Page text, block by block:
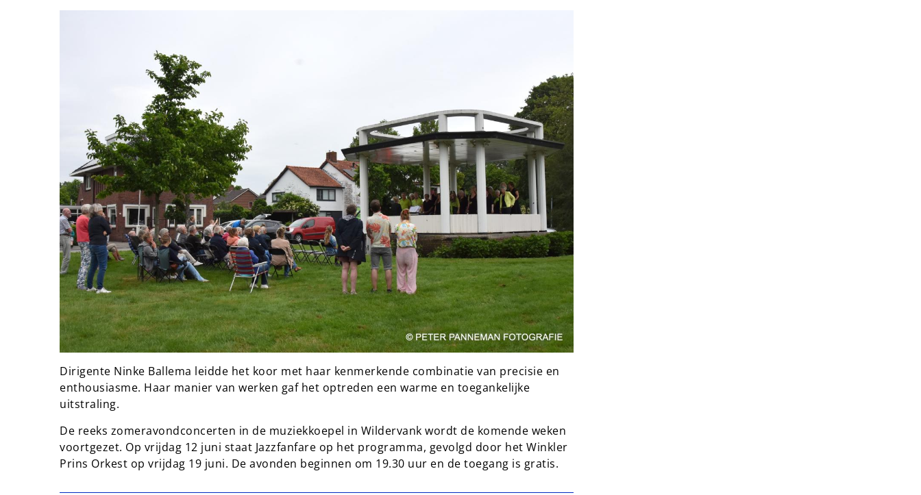
Dirigente Ninke Ballema leidde het koor met haar kenmerkende combinatie van precisie en
enthousiasme. Haar manier van werken gaf het optreden een warme en toegankelijke
uitstraling.
De reeks zomeravondconcerten in de muziekkoepel in Wildervank wordt de komende weken
voortgezet. Op vrijdag 12 juni staat Jazzfanfare op het programma, gevolgd door het Winkler
Prins Orkest op vrijdag 19 juni. De avonden beginnen om 19.30 uur en de toegang is gratis.